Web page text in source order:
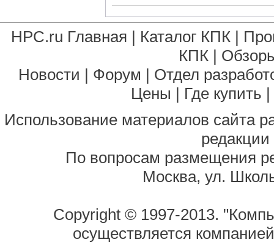
HPC.ru Главная | Каталог КПК |
КПК |
Новости | Форум | Отдел
Цены | Где купить |
Использование материалов сайта
По вопросам размещения
Москва, ул.
Copyright © 1997-2013.
осуществляется